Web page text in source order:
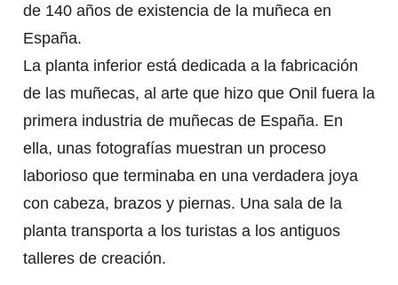
de 140 años de existencia de la muñeca en
España.
La planta inferior está dedicada a la fabricación
de las muñecas, al arte que hizo que Onil fuera la
primera industria de muñecas de España. En
ella, unas fotografías muestran un proceso
laborioso que terminaba en una verdadera joya
con cabeza, brazos y piernas. Una sala de la
planta transporta a los turistas a los antiguos
talleres de creación.